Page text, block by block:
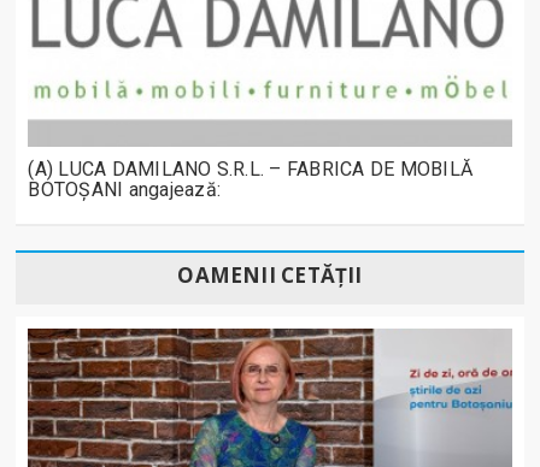
(A) LUCA DAMILANO S.R.L. – FABRICA DE MOBILĂ
BOTOȘANI angajează:
OAMENII CETĂȚII